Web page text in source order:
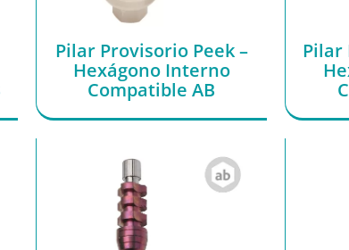
Pilar Provisorio Peek –
Hexágono Interno
Compatible AB
Pilar